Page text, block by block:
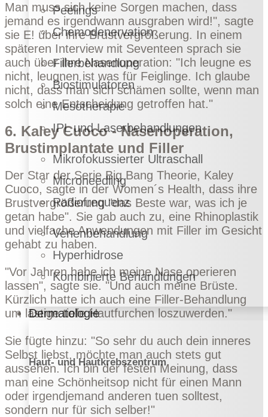
Peelings
Chemodenervation
Fillerbehandlung
Biostimulatoren
Mesotherapie
IPL und Laserbehandlungen
Mikrofokussierter Ultraschall
Microneedling
Radiofrequenz
Venenbehandlung
Hyperhidrose
Kombinierte Behandlungen
Dermatologie
Haut- und Hautkrebszentrum
Man muss sich keine Sorgen machen, dass
jemand es irgendwann ausgraben wird!", sagte
sie E! über ihre Brustvergrößerung. In einem
späteren Interview mit Seventeen sprach sie
auch über ihre Nasenoperation: "Ich leugne es
nicht, leugnen ist was für Feiglinge. Ich glaube
nicht, dass man sich schämen sollte, wenn man
solch eine Entscheidung getroffen hat."
6. Kaley Cuoco - Nasenoperation,
Brustimplantate und Filler
Der Star der Serie Big Bang Theorie, Kaley
Cuoco, sagte in derWomen´s Health, dass ihre
Brustvergrößerung "das Beste war, was ich je
getan habe". Sie gab auch zu, eine Rhinoplastik
und vielfache Anwendungen mit Filler im Gesicht
gehabt zu haben.
"Vor Jahren habe ich meine Nase operieren
lassen", sagte sie. "Und auch meine Brüste.
Kürzlich hatte ich auch eine Filler-Behandlung
um lästige tiefe Hautfurchen loszuwerden."
Sie fügte hinzu: "So sehr du auch dein inneres
Selbst liebst, möchte man auch stets gut
aussehen. Ich bin der festen Meinung, dass
man eine Schönheitsop nicht für einen Mann
oder irgendjemand anderen tuen solltest,
sondern nur für sich selber!"